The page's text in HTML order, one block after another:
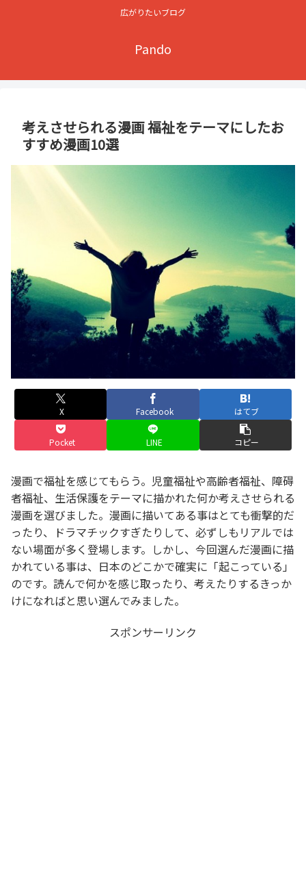
広がりたいブログ
Pando
考えさせられる漫画 福祉をテーマにしたお
すすめ漫画10選
X Facebook はてブ
Pocket LINE コピー
漫画で福祉を感じてもらう。児童福祉や高齢者福祉、障碍
者福祉、生活保護をテーマに描かれた何か考えさせられる
漫画を選びました。漫画に描いてある事はとても衝撃的だ
ったり、ドラマチックすぎたりして、必ずしもリアルでは
ない場面が多く登場します。しかし、今回選んだ漫画に描
かれている事は、日本のどこかで確実に「起こっている」
のです。読んで何かを感じ取ったり、考えたりするきっか
けになればと思い選んでみました。
スポンサーリンク